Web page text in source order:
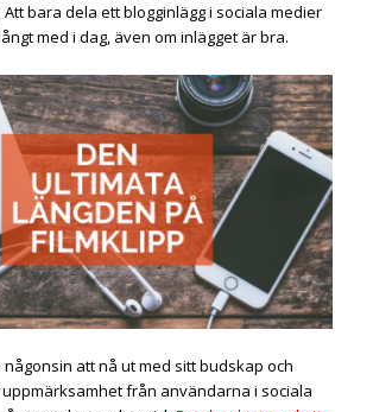
bara dela ett blogginlägg i sociala medier
med i dag, även om inlägget är bra.
att nå ut med sitt budskap och
från användarna i sociala